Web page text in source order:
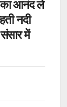
का आनंद ले
नदी
में